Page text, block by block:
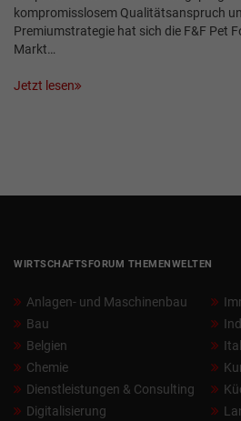
kompromisslosem Qualitätsanspruch
Premiumstrategie hat sich die F&F Pet
Markt…
Jetzt lesen
WIRTSCHAFTSFORUM THEMENWELTEN
Anlagen- und Maschinenbau
Bau
Belgien
Chemie
Dienstleistungen & Consulting
Digitalisierung